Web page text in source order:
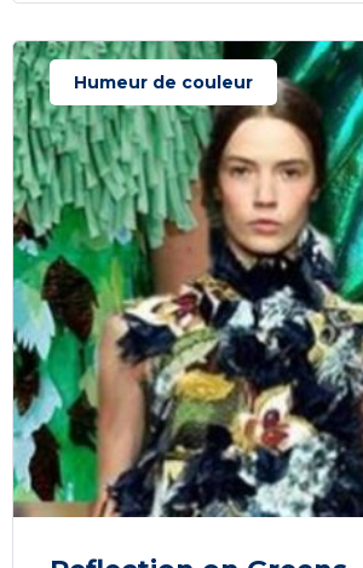
Humeur de couleur